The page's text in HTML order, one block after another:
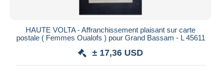
HAUTE VOLTA - Affranchissement plaisant sur carte
postale ( Femmes Oualofs ) pour Grand Bassam - L 45611
± 17,36 USD